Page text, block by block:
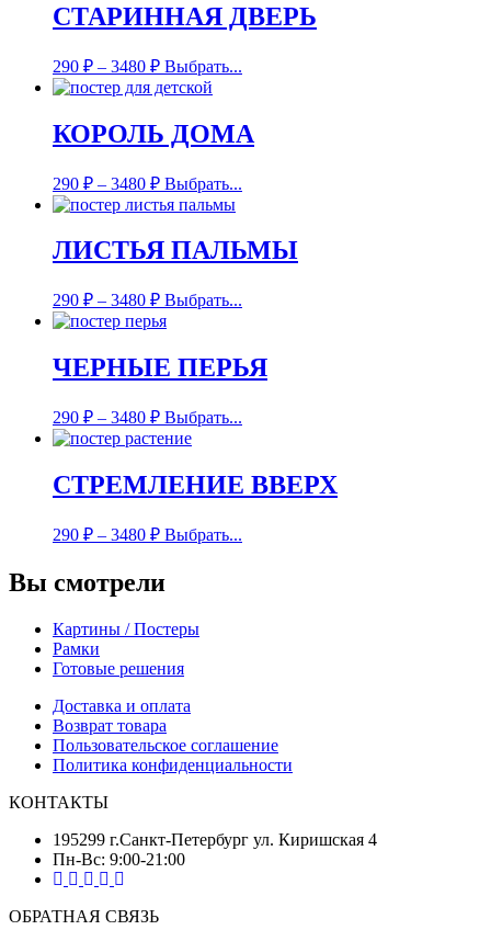
СТАРИННАЯ ДВЕРЬ
290 ₽ – 3480 ₽ Выбрать...
КОРОЛЬ ДОМА
290 ₽ – 3480 ₽ Выбрать...
ЛИСТЬЯ ПАЛЬМЫ
290 ₽ – 3480 ₽ Выбрать...
ЧЕРНЫЕ ПЕРЬЯ
290 ₽ – 3480 ₽ Выбрать...
СТРЕМЛЕНИЕ ВВЕРХ
290 ₽ – 3480 ₽ Выбрать...
Вы смотрели
Картины / Постеры
Рамки
Готовые решения
Доставка и оплата
Возврат товара
Пользовательское соглашение
Политика конфиденциальности
КОНТАКТЫ
195299 г.Санкт-Петербург ул. Киришская 4
Пн-Вс: 9:00-21:00
ОБРАТНАЯ СВЯЗЬ